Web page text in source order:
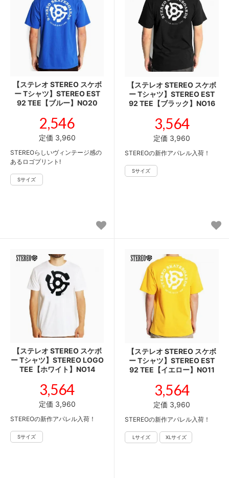
【ステレオ STEREO スケボ
ー Tシャツ】STEREO EST
92 TEE【ブルー】NO20
2,546
定価 3,960
STEREOらしいヴィンテージ感の
あるロゴプリント!
【ステレオ STEREO スケボ
ー Tシャツ】STEREO EST
92 TEE【ブラック】NO16
3,564
定価 3,960
STEREOの新作アパレル入荷！
【ステレオ STEREO スケボ
ー Tシャツ】STEREO LOGO
TEE【ホワイト】NO14
3,564
定価 3,960
STEREOの新作アパレル入荷！
【ステレオ STEREO スケボ
ー Tシャツ】STEREO EST
92 TEE【イエロー】NO11
3,564
定価 3,960
STEREOの新作アパレル入荷！